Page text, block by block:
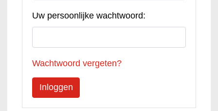
Uw persoonlijke wachtwoord:
Wachtwoord vergeten?